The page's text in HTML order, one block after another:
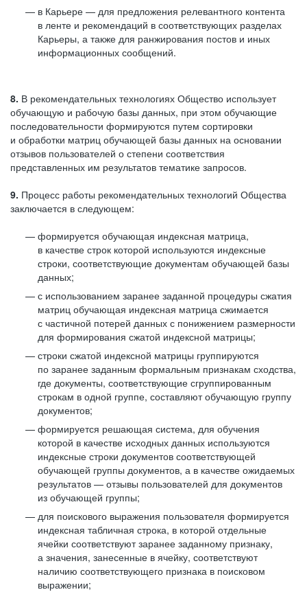
в Карьере — для предложения релевантного контента
в ленте и рекомендаций в соответствующих разделах
Карьеры, а также для ранжирования постов и иных
информационных сообщений.
8. В рекомендательных технологиях Общество использует
обучающую и рабочую базы данных, при этом обучающие
последовательности формируются путем сортировки
и обработки матриц обучающей базы данных на основании
отзывов пользователей о степени соответствия
представленных им результатов тематике запросов.
9. Процесс работы рекомендательных технологий Общества
заключается в следующем:
формируется обучающая индексная матрица,
в качестве строк которой используются индексные
строки, соответствующие документам обучающей базы
данных;
с использованием заранее заданной процедуры сжатия
матриц обучающая индексная матрица сжимается
с частичной потерей данных с понижением размерности
для формирования сжатой индексной матрицы;
строки сжатой индексной матрицы группируются
по заранее заданным формальным признакам сходства,
где документы, соответствующие сгруппированным
строкам в одной группе, составляют обучающую группу
документов;
формируется решающая система, для обучения
которой в качестве исходных данных используются
индексные строки документов соответствующей
обучающей группы документов, а в качестве ожидаемых
результатов — отзывы пользователей для документов
из обучающей группы;
для поискового выражения пользователя формируется
индексная табличная строка, в которой отдельные
ячейки соответствуют заранее заданному признаку,
а значения, занесенные в ячейку, соответствуют
наличию соответствующего признака в поисковом
выражении;